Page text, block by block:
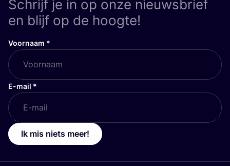
Schrijf je in op onze nieuwsbrief
en blijf op de hoogte!
Voornaam *
E-mail *
Ik mis niets meer!